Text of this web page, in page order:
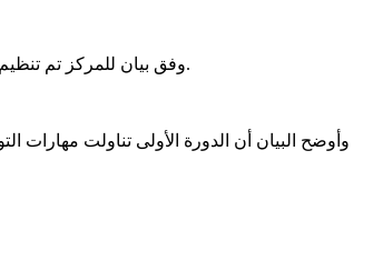
وفق بيان للمركز تم تنظيم دورتين حول مهارات التوصيل وتنظيم الامتحانات وطرق وضع الأسئلة والتنقيط وتصحيح الاختبارات، استفاد منهما 55 أستاذا وطالبا من طلاب الدراسات العليا.
وأوضح البيان أن الدورة الأولى تناولت مهارات